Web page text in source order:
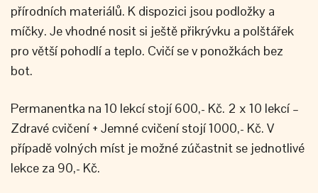
přírodních materiálů. K dispozici jsou podložky a
míčky. Je vhodné nosit si ještě přikrývku a polštářek
pro větší pohodlí a teplo. Cvičí se v ponožkách bez
bot.
Permanentka na 10 lekcí stojí 600,- Kč. 2 x 10 lekcí –
Zdravé cvičení + Jemné cvičení stojí 1000,- Kč. V
případě volných míst je možné zúčastnit se jednotlivé
lekce za 90,- Kč.